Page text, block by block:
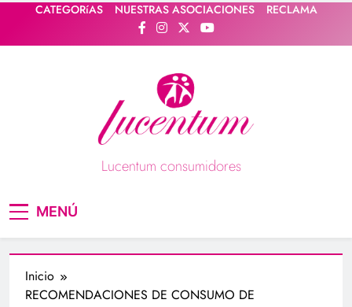
Saltar
contenido
CATEGORíAS NUESTRAS ASOCIACIONES RECLAMA
Lucentum consumidores
MENÚ
Inicio
RECOMENDACIONES DE CONSUMO DE